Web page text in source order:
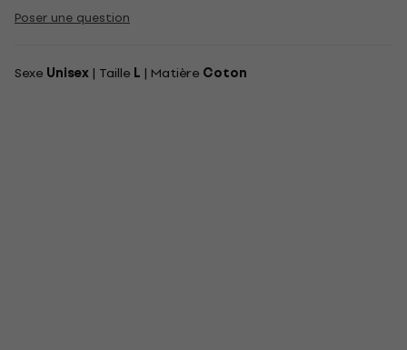
Poser une question
Sexe Unisex | Taille L | Matière Coton